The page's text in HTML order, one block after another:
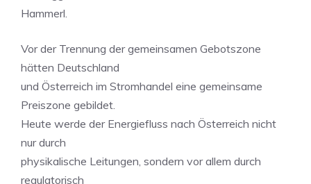
Hammerl.
Vor der Trennung der gemeinsamen Gebotszone
hätten Deutschland
und Österreich im Stromhandel eine gemeinsame
Preiszone gebildet.
Heute werde der Energiefluss nach Österreich nicht
nur durch
physikalische Leitungen, sondern vor allem durch
regulatorisch